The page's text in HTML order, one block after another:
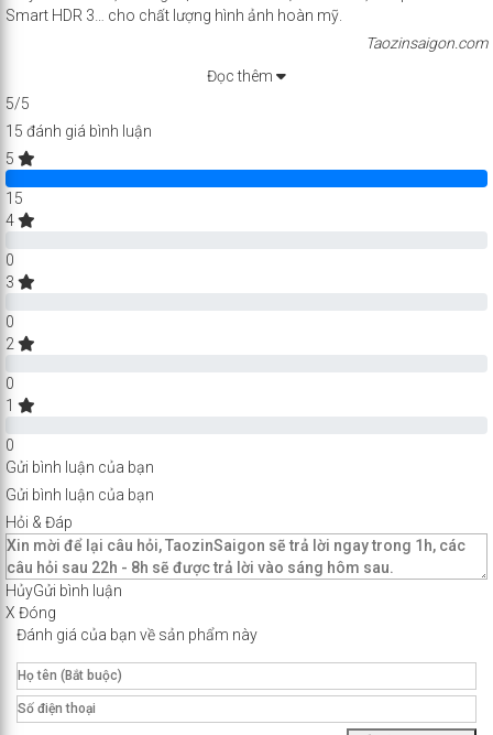
Smart HDR 3… cho chất lượng hình ảnh hoàn mỹ.
Taozinsaigon.com
Đọc thêm
5/5
15 đánh giá bình luận
5
100% Complete
15
4
0
3
0
2
0
1
0
Gửi bình luận của bạn
Gửi bình luận của bạn
Hỏi & Đáp
HủyGửi bình luận
X Đóng
Đánh giá của bạn về sản phẩm này